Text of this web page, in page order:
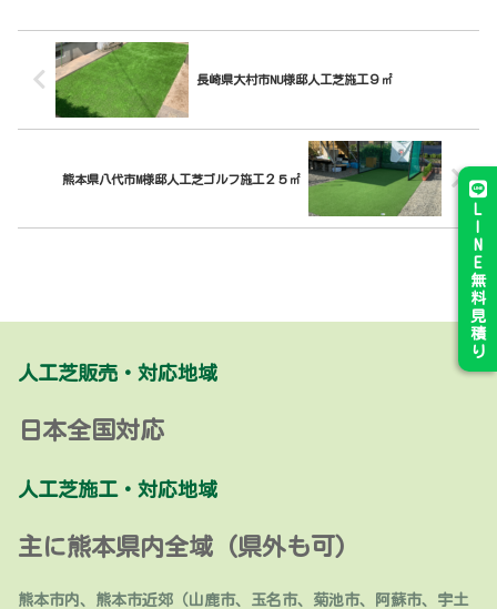
長崎県大村市NU様邸人工芝施工９㎡
熊本県八代市M様邸人工芝ゴルフ施工２５㎡
L
N
E
無
料
見
積
り
人工芝販売・対応地域
日本全国対応
人工芝施工・対応地域
主に熊本県内全域 (県外も可)
熊本市内、熊本市近郊（山鹿市、玉名市、菊池市、阿蘇市、宇土